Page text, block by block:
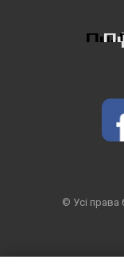
© Усі права